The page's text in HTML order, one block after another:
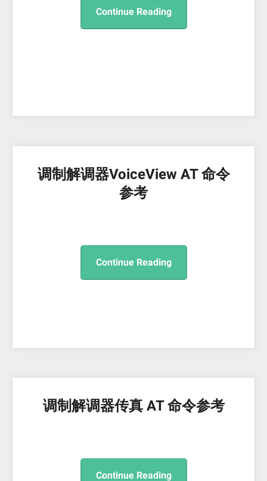
Continue Reading
调制解调器VoiceView AT 命令
参考
Continue Reading
调制解调器传真 AT 命令参考
Continue Reading